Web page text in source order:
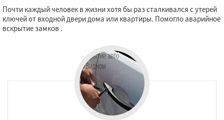
Почти каждый человек в жизни хотя бы раз сталкивался с утерей
ключей от входной двери дома или квартиры. Помогло аварийное
вскрытие замков .